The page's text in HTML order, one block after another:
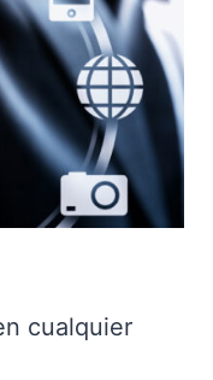
cualquier